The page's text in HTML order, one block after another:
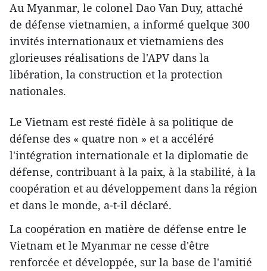
Au Myanmar, le colonel Dao Van Duy, attaché
de défense vietnamien, a informé quelque 300
invités internationaux et vietnamiens des
glorieuses réalisations de l'APV dans la
libération, la construction et la protection
nationales.
Le Vietnam est resté fidèle à sa politique de
défense des « quatre non » et a accéléré
l'intégration internationale et la diplomatie de
défense, contribuant à la paix, à la stabilité, à la
coopération et au développement dans la région
et dans le monde, a-t-il déclaré.
La coopération en matière de défense entre le
Vietnam et le Myanmar ne cesse d'être
renforcée et développée, sur la base de l'amitié